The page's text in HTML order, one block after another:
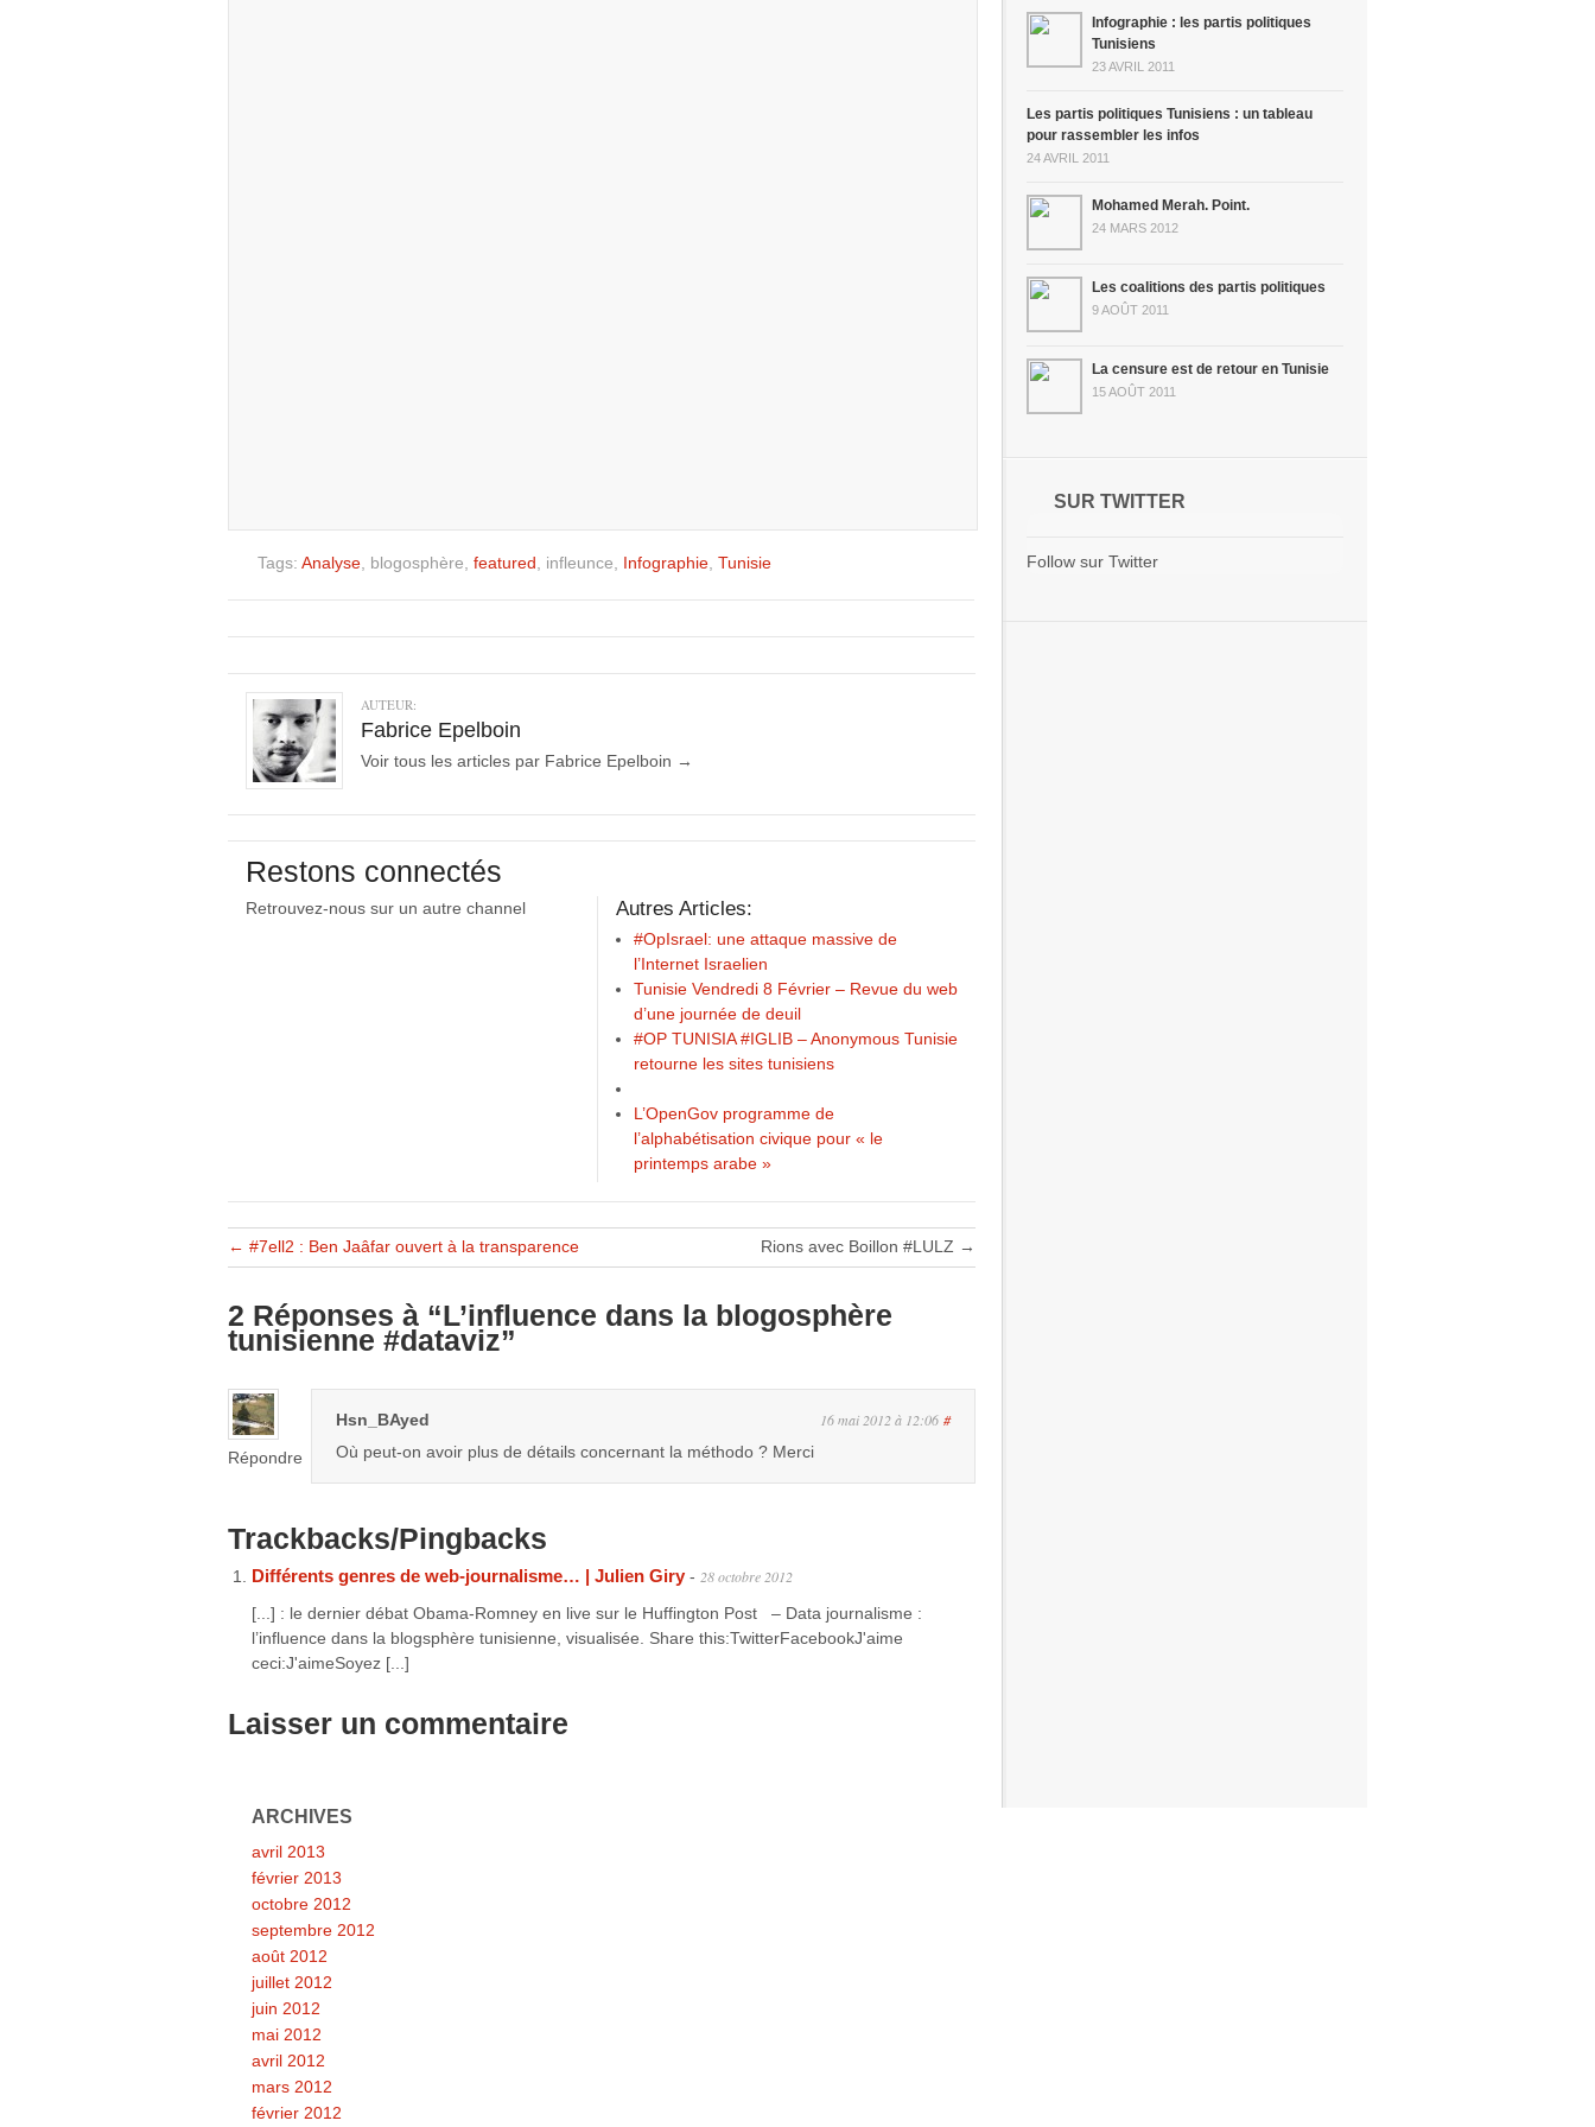
Tags: Analyse , blogosphère, featured , infleunce, Infographie Tunisie
AUTEUR:
Fabrice Epelboin
Voir tous les articles par Fabrice Epelboin →
Restons connectés
Retrouvez-nous sur un autre channel Autres Articles:
#OpIsrael: une attaque massive de
l’Internet Israelien
Tunisie Vendredi 8 Février – Revue du web
d’une journée de deuil
#OP TUNISIA #IGLIB – Anonymous Tunisie
retourne les sites tunisiens
L’OpenGov programme de
l’alphabétisation civique pour « le
printemps arabe »
← #7ell2 : Ben Jaâfar ouvert à la transparence Rions avec Boillon #LULZ →
2 Réponses à “L’influence dans la blogosphère
tunisienne #dataviz”
Répondre
Hsn_BAyed 16 mai 2012 à 12:06 #
Où peut-on avoir plus de détails concernant la méthodo ? Merci
Trackbacks/Pingbacks
Différents genres de web-journalisme… | Julien Giry - 28 octobre 2012
[...] : le dernier débat Obama-Romney en live sur le Huffington Post – Data journalisme :
l’influence dans la blogsphère tunisienne, visualisée. Share this:TwitterFacebookJ'aime
ceci:J'aimeSoyez [...]
Laisser un commentaire
Infographie : les partis politiques
Tunisiens
23 AVRIL 2011
Les partis politiques Tunisiens : un tableau
pour rassembler les infos
24 AVRIL 2011
Mohamed Merah. Point.
24 MARS 2012
Les coalitions des partis politiques
9 AOÛT 2011
La censure est de retour en Tunisie
15 AOÛT 2011
SUR TWITTER
Follow sur Twitter
ARCHIVES
avril 2013
février 2013
octobre 2012
septembre 2012
août 2012
juillet 2012
juin 2012
mai 2012
avril 2012
mars 2012
février 2012